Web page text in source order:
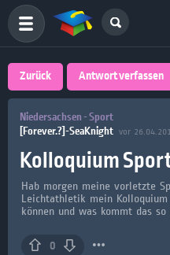
Zurück Antwort verfassen
Niedersachsen - Sport
[Forever.?]-SeaKnight vor
Kolloquium
Hab morgen meine vorletzte
Leichtathletik mein
können und was kommt das
0